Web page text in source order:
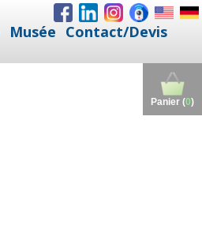
Musée Contact/Devis